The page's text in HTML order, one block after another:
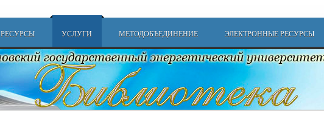
РЕСУРСЫ УСЛУГИ МЕТОДОБЪЕДИНЕНИЕ ЭЛЕКТРОННЫЕ РЕСУРСЫ